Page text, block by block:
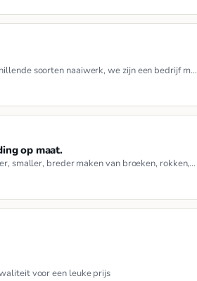
soorten naaiwerk, we zijn een bedrijf m…
op maat.
smaller, breder maken van broeken, rokken,…
voor een leuke prijs